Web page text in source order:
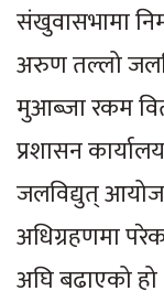
संखुवासभामा
अरुण तल्लो
मुआब्जा रकम
प्रशासन
जलविद्युत्
अधिग्रहणमा
अघि बढाएको हो